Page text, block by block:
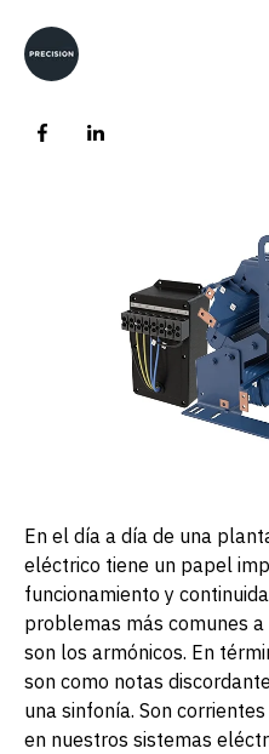
En el día a día de una
eléctrico tiene un papel
funcionamiento y
problemas más comunes
son los armónicos. En
son como notas
una sinfonía. Son
en nuestros sistemas